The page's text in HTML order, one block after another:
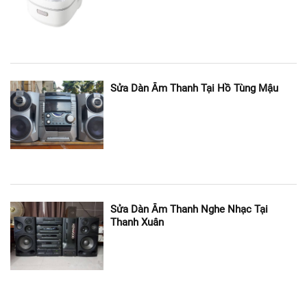
Sửa Dàn Âm Thanh Tại Hồ Tùng Mậu
Sửa Dàn Âm Thanh Nghe Nhạc Tại
Thanh Xuân